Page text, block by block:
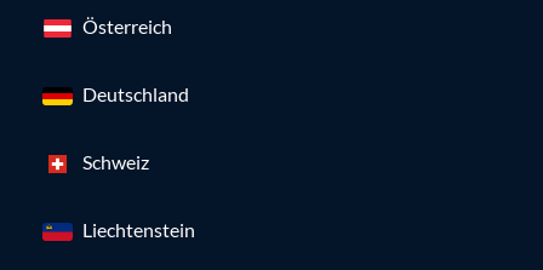
Österreich
Deutschland
Schweiz
Liechtenstein